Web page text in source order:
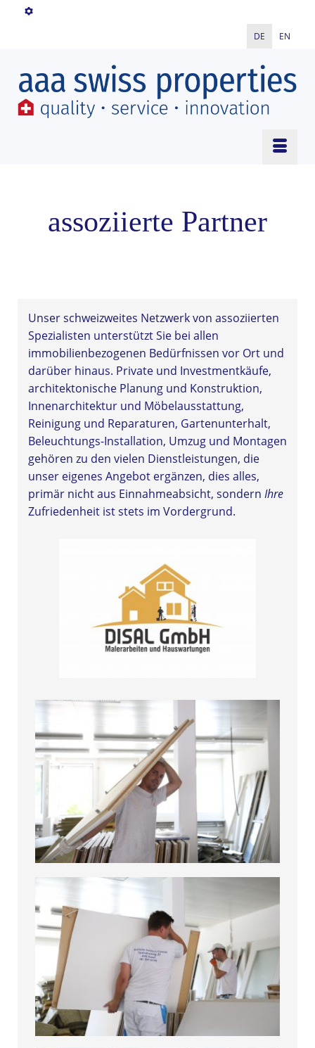
DE EN
assoziierte Partner
Unser schweizweites Netzwerk von assoziierten
Spezialisten unterstützt Sie bei allen
immobilienbezogenen Bedürfnissen vor Ort und
darüber hinaus. Private und Investmentkäufe,
architektonische Planung und Konstruktion,
Innenarchitektur und Möbelausstattung,
Reinigung und Reparaturen, Gartenunterhalt,
Beleuchtungs-Installation, Umzug und Montagen
gehören zu den vielen Dienstleistungen, die
unser eigenes Angebot ergänzen, dies alles,
primär nicht aus Einnahmeabsicht, sondern Ihre
Zufriedenheit ist stets im Vordergrund.